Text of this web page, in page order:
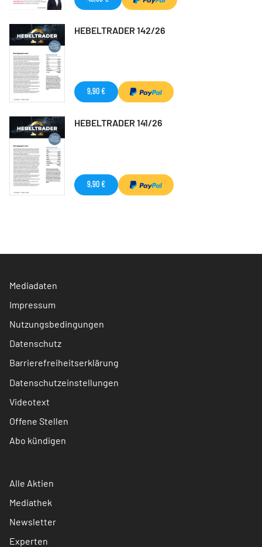
HEBELTRADER 142/26
9,90 €
HEBELTRADER 141/26
9,90 €
Mediadaten
Impressum
Nutzungsbedingungen
Datenschutz
Barrierefreiheitserklärung
Datenschutzeinstellungen
Videotext
Offene Stellen
Abo kündigen
Alle Aktien
Mediathek
Newsletter
Experten